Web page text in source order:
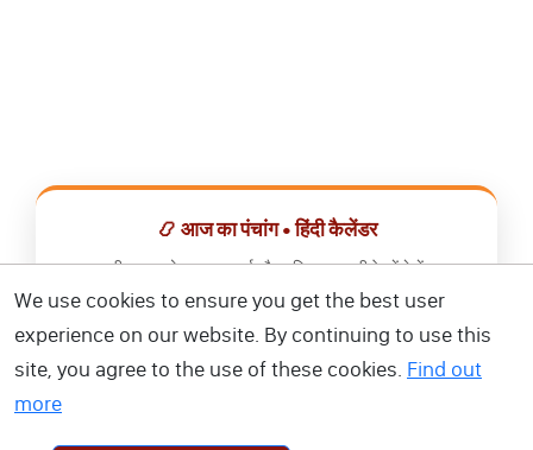
📿 आज का पंचांग • हिंदी कैलेंडर
सभी व्रत, त्योहार, शुभ मुहूर्त और राशिफल एक ही ऐप में देखें।
📅 हिंदी कैलेंडर ऐप डाउनलोड करें
We use cookies to ensure you get the best user
experience on our website. By continuing to use this
site, you agree to the use of these cookies. Find out
more